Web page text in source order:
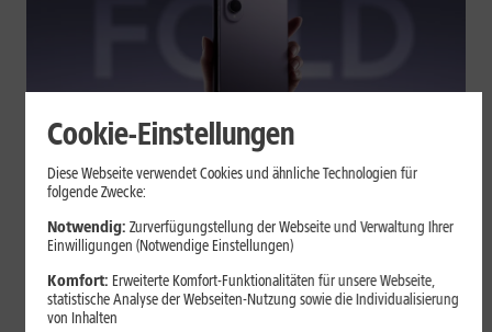
Tests & Vergleiche
Galaxy Z Fold7 oder Fold8: Was
sich beim neuen Foldable geändert
Kompakteres Format, neuer Chip, größerer Akku: Das Galaxy Z
Cookie-Einstellungen
Diese Webseite verwendet Cookies und ähnliche Technologien für
folgende Zwecke:
Notwendig: Zurverfügungstellung der Webseite und Verwaltung Ihrer
Einwilligungen (Notwendige Einstellungen)
Komfort: Erweiterte Komfort-Funktionalitäten für unsere Webseite,
statistische Analyse der Webseiten-Nutzung sowie die Individualisierung
von Inhalten